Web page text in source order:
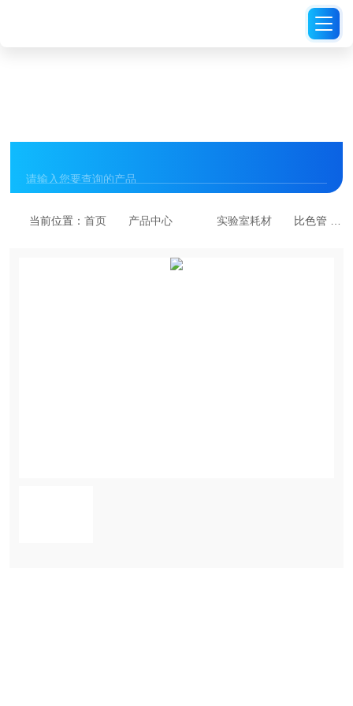
当前位置：首页 产品中心 实验室耗材 比色管 25ml,另有10ml,50ml